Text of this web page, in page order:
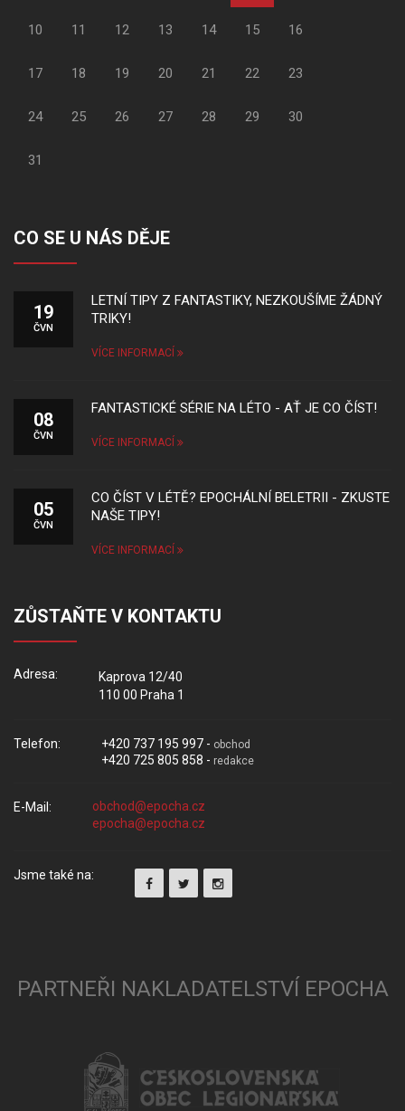
10 11 12 13 14 15 16
17 18 19 20 21 22 23
24 25 26 27 28 29 30
31
CO SE U NÁS DĚJE
19
ČVN
LETNÍ TIPY Z FANTASTIKY, NEZKOUŠÍME ŽÁDNÝ
TRIKY!
VÍCE INFORMACÍ
08
ČVN
FANTASTICKÉ SÉRIE NA LÉTO - AŤ JE CO ČÍST!
VÍCE INFORMACÍ
05
ČVN
CO ČÍST V LÉTĚ? EPOCHÁLNÍ BELETRII - ZKUSTE
NAŠE TIPY!
VÍCE INFORMACÍ
ZŮSTAŇTE V KONTAKTU
Adresa:
Kaprova 12/40
110 00 Praha 1
Telefon: +420 737 195 997 - obchod
+420 725 805 858 - redakce
E-Mail:
Jsme také na:
PARTNEŘI NAKLADATELSTVÍ EPOCHA